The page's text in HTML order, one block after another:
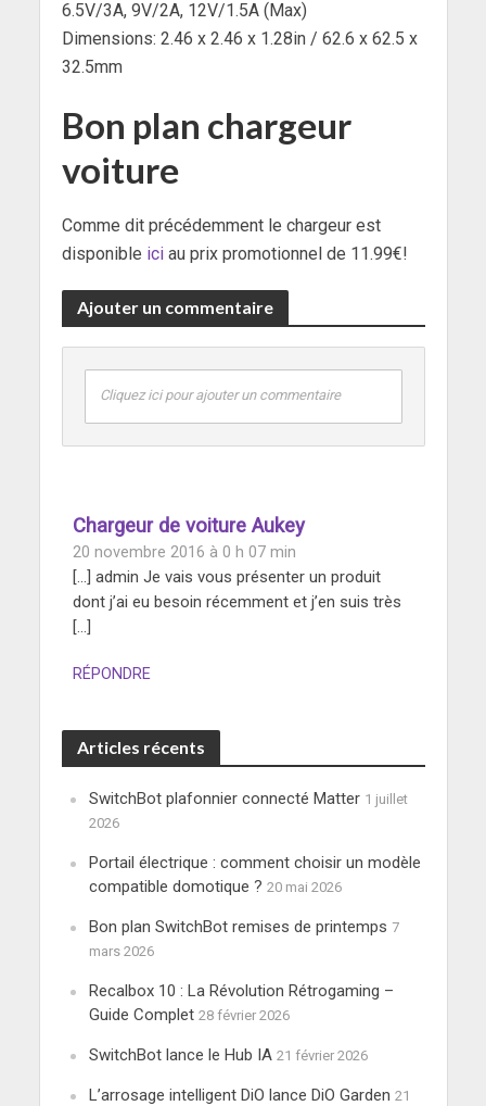
6.5V/3A, 9V/2A, 12V/1.5A (Max)
Dimensions: 2.46 x 2.46 x 1.28in / 62.6 x 62.5 x
32.5mm
Bon plan chargeur
voiture
Comme dit précédemment le chargeur est
disponible ici au prix promotionnel de 11.99€!
Ajouter un commentaire
Cliquez ici pour ajouter un commentaire
Chargeur de voiture Aukey
20 novembre 2016 à 0 h 07 min
[…] admin Je vais vous présenter un produit
dont j’ai eu besoin récemment et j’en suis très
[…]
RÉPONDRE
Articles récents
SwitchBot plafonnier connecté Matter 1 juillet
2026
Portail électrique : comment choisir un modèle
compatible domotique ? 20 mai 2026
Bon plan SwitchBot remises de printemps 7
mars 2026
Recalbox 10 : La Révolution Rétrogaming –
Guide Complet 28 février 2026
SwitchBot lance le Hub IA 21 février 2026
L’arrosage intelligent DiO lance DiO Garden 21